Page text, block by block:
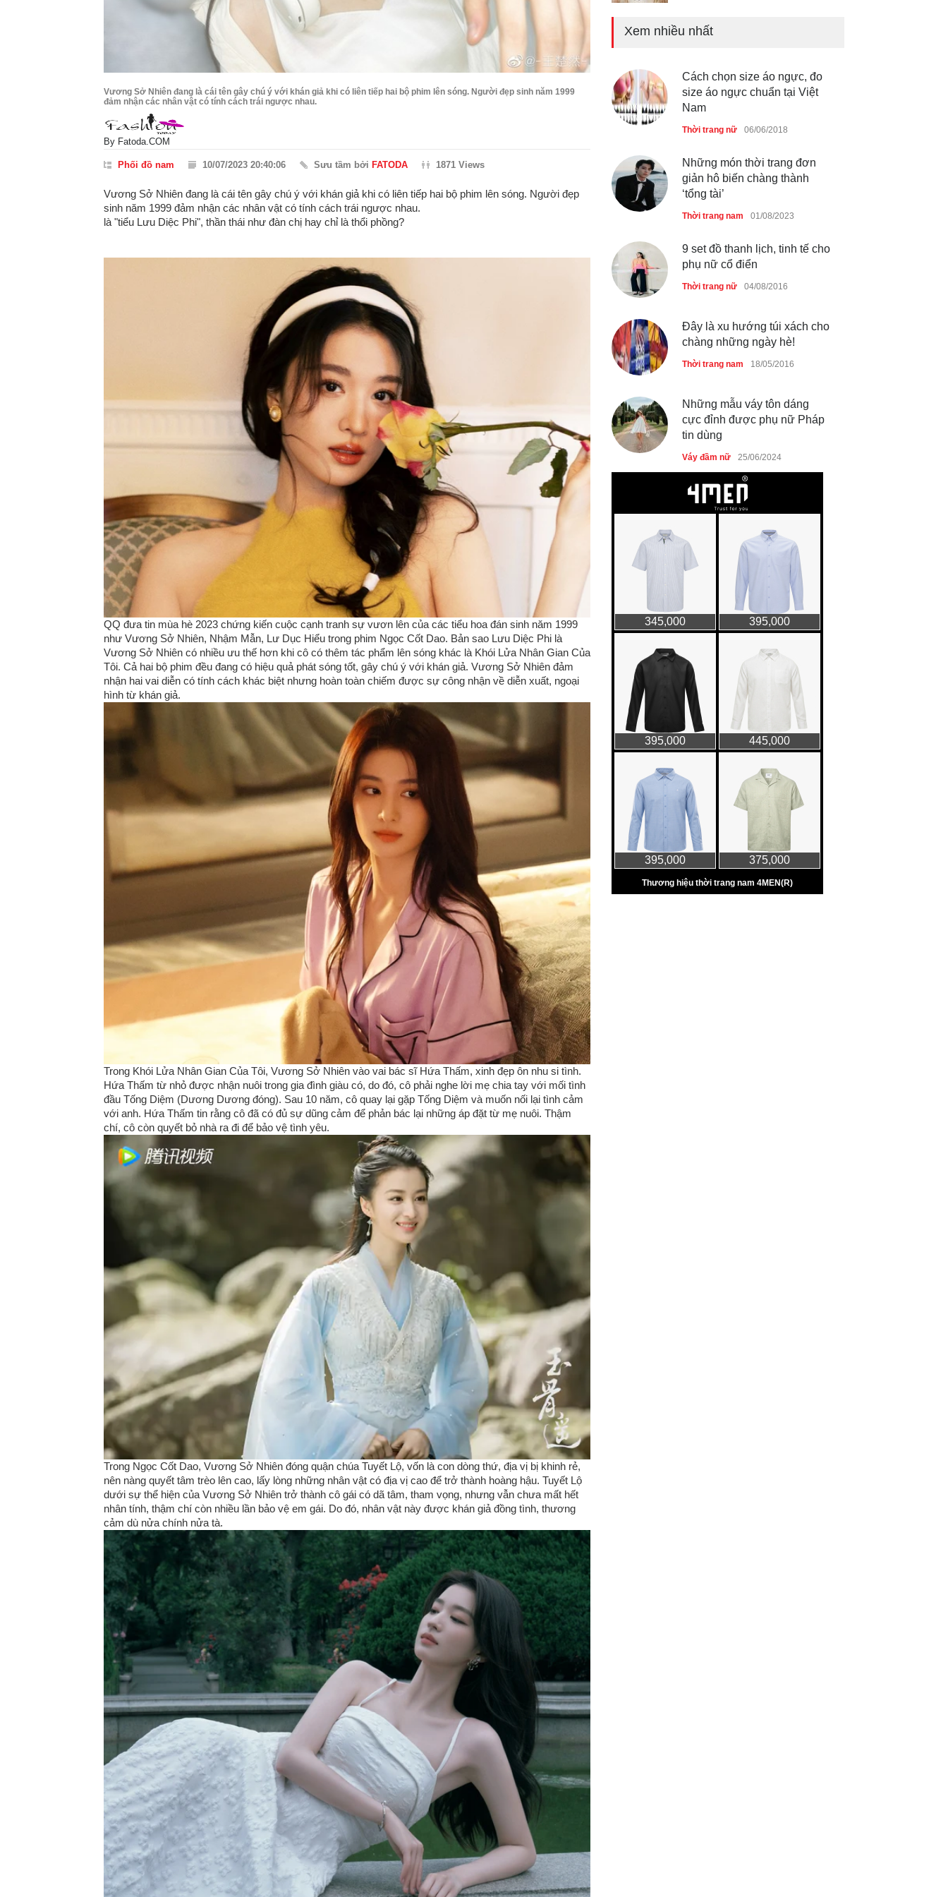
Vương Sở Nhiên đang là cái tên gây chú ý với khán giả khi có liên tiếp hai bộ phim lên sóng. Người đẹp sinh năm 1999
đảm nhận các nhân vật có tính cách trái ngược nhau.
By Fatoda.COM
Phối đồ nam 10/07/2023 20:40:06 Sưu tầm bởi FATODA 1871 Views
Vương Sở Nhiên đang là cái tên gây chú ý với khán giả khi có liên tiếp hai bộ phim lên sóng. Người đẹp
sinh năm 1999 đảm nhận các nhân vật có tính cách trái ngược nhau.
là "tiểu Lưu Diệc Phi", thần thái như đàn chị hay chỉ là thổi phồng?
QQ đưa tin mùa hè 2023 chứng kiến cuộc cạnh tranh sự vươn lên của các tiểu hoa đán sinh năm 1999
như Vương Sở Nhiên, Nhậm Mẫn, Lư Dục Hiểu trong phim Ngọc Cốt Dao. Bản sao Lưu Diệc Phi là
Vương Sở Nhiên có nhiều ưu thế hơn khi cô có thêm tác phẩm lên sóng khác là Khói Lửa Nhân Gian Của
Tôi. Cả hai bộ phim đều đang có hiệu quả phát sóng tốt, gây chú ý với khán giả. Vương Sở Nhiên đảm
nhận hai vai diễn có tính cách khác biệt nhưng hoàn toàn chiếm được sự công nhận về diễn xuất, ngoại
hình từ khán giả.
Trong Khói Lửa Nhân Gian Của Tôi, Vương Sở Nhiên vào vai bác sĩ Hứa Thấm, xinh đẹp ôn nhu si tình.
Hứa Thấm từ nhỏ được nhận nuôi trong gia đình giàu có, do đó, cô phải nghe lời mẹ chia tay với mối tình
đầu Tống Diệm (Dương Dương đóng). Sau 10 năm, cô quay lại gặp Tống Diệm và muốn nối lại tình cảm
với anh. Hứa Thấm tin rằng cô đã có đủ sự dũng cảm để phản bác lại những áp đặt từ mẹ nuôi. Thậm
chí, cô còn quyết bỏ nhà ra đi để bảo vệ tình yêu.
Trong Ngọc Cốt Dao, Vương Sở Nhiên đóng quận chúa Tuyết Lộ, vốn là con dòng thứ, địa vị bị khinh rẻ,
nên nàng quyết tâm trèo lên cao, lấy lòng những nhân vật có địa vị cao để trở thành hoàng hậu. Tuyết Lộ
dưới sự thể hiện của Vương Sở Nhiên trở thành cô gái có dã tâm, tham vọng, nhưng vẫn chưa mất hết
nhân tính, thậm chí còn nhiều lần bảo vệ em gái. Do đó, nhân vật này được khán giả đồng tình, thương
cảm dù nửa chính nửa tà.
mạnh của phối đồ ?
Nam
Thời trang nữ
Những món thời trang đơn
‘tổng tài’
Thời trang nam 01/08/2023
9 set đồ thanh lịch, tinh tế cho
04/08/2016
Thời trang nam 18/05/2016
tin dùng
Váy đầm nữ 25/06/2024